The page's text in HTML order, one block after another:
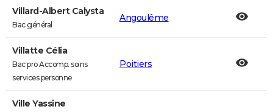
Villard-Albert Calysta
Bac général
Angoulême
Villatte Célia
Bac pro Accomp. soins
services personne
Poitiers
Ville Yassine